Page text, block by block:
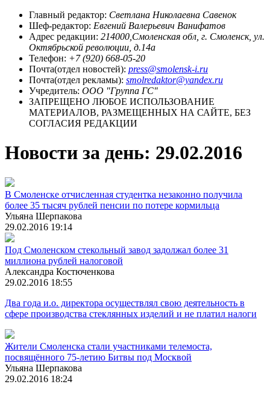
Главный редактор: Светлана Николаевна Савенок
Шеф-редактор: Евгений Валерьевич Ванифатов
Адрес редакции: 214000,Смоленская обл, г. Смоленск, ул.
Октябрьской революции, д.14а
Телефон: +7 (920) 668-05-20
Почта(отдел новостей): press@smolensk-i.ru
Почта(отдел рекламы): smolredaktor@yandex.ru
Учредитель: ООО "Группа ГС"
ЗАПРЕЩЕНО ЛЮБОЕ ИСПОЛЬЗОВАНИЕ
МАТЕРИАЛОВ, РАЗМЕЩЕННЫХ НА САЙТЕ, БЕЗ
СОГЛАСИЯ РЕДАКЦИИ
Новости за день: 29.02.2016
В Смоленске отчисленная студентка незаконно получила
более 35 тысяч рублей пенсии по потере кормильца
Ульяна Шерпакова
29.02.2016 19:14
Под Смоленском стекольный завод задолжал более 31
миллиона рублей налоговой
Александра Костюченкова
29.02.2016 18:55
Два года и.о. директора осуществлял свою деятельность в
сфере производства стеклянных изделий и не платил налоги
Жители Смоленска стали участниками телемоста,
посвящённого 75-летию Битвы под Москвой
Ульяна Шерпакова
29.02.2016 18:24